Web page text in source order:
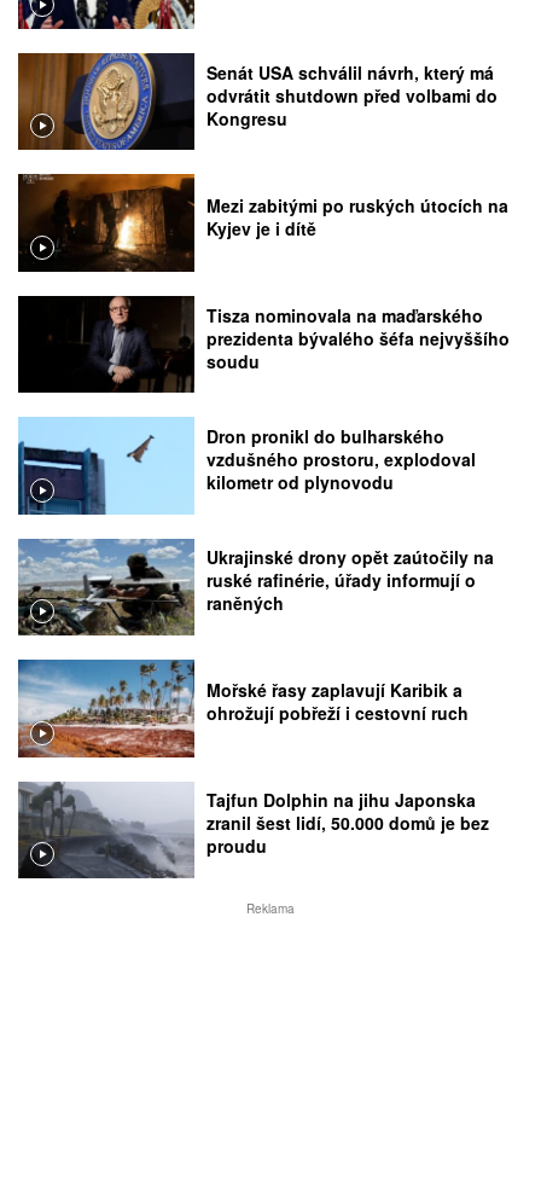
Senát USA schválil návrh, který má
odvrátit shutdown před volbami do
Kongresu
Mezi zabitými po ruských útocích na
Kyjev je i dítě
Tisza nominovala na maďarského
prezidenta bývalého šéfa nejvyššího
soudu
Dron pronikl do bulharského
vzdušného prostoru, explodoval
kilometr od plynovodu
Ukrajinské drony opět zaútočily na
ruské rafinérie, úřady informují o
raněných
Mořské řasy zaplavují Karibik a
ohrožují pobřeží i cestovní ruch
Tajfun Dolphin na jihu Japonska
zranil šest lidí, 50.000 domů je bez
proudu
Reklama